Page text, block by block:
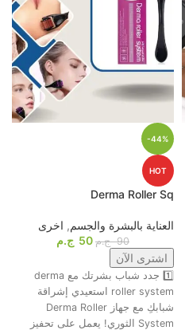
-44%
HOT
Derma Roller Sq
العناية بالبشرة والجسم, اخرى
90 ج.م 50 ج.م
اشترى الآن
1️⃣ جدد شباب بشرتك مع derma
roller system استعيدي إشراقة
شبابكِ مع جهاز Derma Roller
System الثوري! يعمل على تحفيز